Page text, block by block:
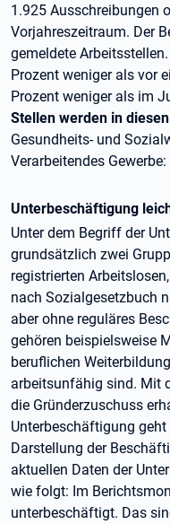
1.925 Ausschreibungen
Vorjahreszeitraum. Der
gemeldete
Prozent weniger als vor
Prozent weniger als im
Stellen werden in
Gesundheits- und
Verarbeitendes
Unterbeschäftigung
Unter dem Begriff der
grundsätzlich zwei
registrierten
nach Sozialgesetzbuch
aber ohne reguläres
gehören beispielsweise
beruflichen
arbeitsunfähig sind. Mit
die Gründerzuschuss
Unterbeschäftigung
Darstellung der
aktuellen Daten der
wie folgt: Im
unterbeschäftigt. Das